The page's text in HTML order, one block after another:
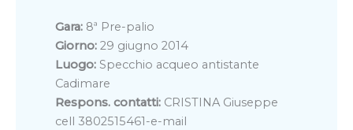
Gara: 8ª Pre-palio
Giorno: 29 giugno 2014
Luogo: Specchio acqueo antistante
Cadimare
Respons. contatti: CRISTINA Giuseppe
cell 3802515461-e-mail